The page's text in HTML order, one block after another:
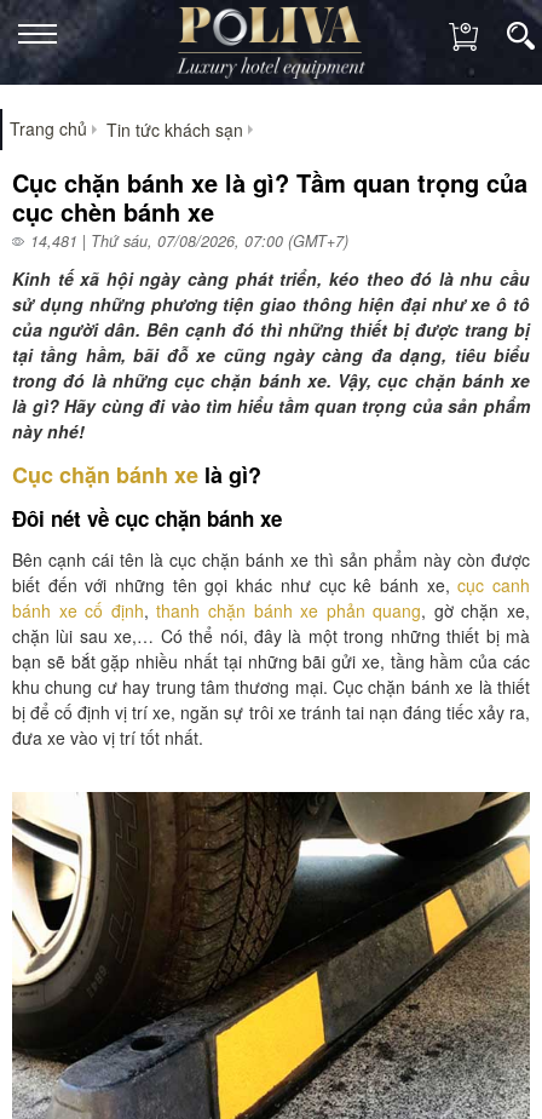
Trang chủ Tin tức khách sạn
Cục chặn bánh xe là gì? Tầm quan trọng của
cục chèn bánh xe
14,481 | Thứ sáu, 07/08/2026, 07:00 (GMT+7)
Kinh tế xã hội ngày càng phát triển, kéo theo đó là nhu cầu
sử dụng những phương tiện giao thông hiện đại như xe ô tô
của người dân. Bên cạnh đó thì những thiết bị được trang bị
tại tầng hầm, bãi đỗ xe cũng ngày càng đa dạng, tiêu biểu
trong đó là những cục chặn bánh xe. Vậy, cục chặn bánh xe
là gì? Hãy cùng đi vào tìm hiểu tầm quan trọng của sản phẩm
này nhé!
Cục chặn bánh xe là gì?
Đôi nét về cục chặn bánh xe
Bên cạnh cái tên là cục chặn bánh xe thì sản phẩm này còn được
biết đến với những tên gọi khác như cục kê bánh xe,cục canh
bánh xe cố định,thanh chặn bánh xe phản quang, gờ chặn xe,
chặn lùi sau xe,… Có thể nói, đây là một trong những thiết bị mà
bạn sẽ bắt gặp nhiều nhất tại những bãi gửi xe, tầng hầm của các
khu chung cư hay trung tâm thương mại. Cục chặn bánh xe là thiết
bị để cố định vị trí xe, ngăn sự trôi xe tránh tai nạn đáng tiếc xảy ra,
đưa xe vào vị trí tốt nhất.